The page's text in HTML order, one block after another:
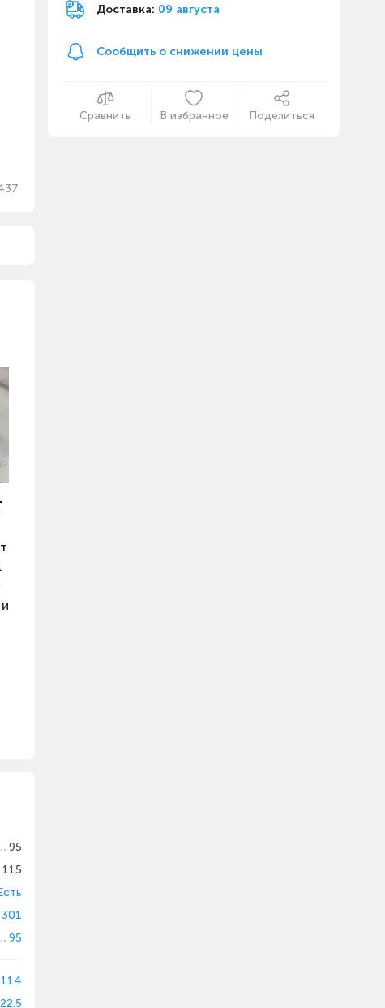
Доставка: 09 августа
Сообщить о снижении цены
Сравнить В избранное Поделиться
95
115
301
95
114
22.5